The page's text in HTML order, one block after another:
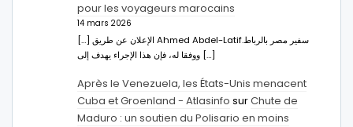
pour les voyageurs marocains
14 mars 2026
[…] الإعلان عن طريق Ahmed Abdel-Latifسفير مصر بالرباط.
ووفقا له، فإن هذا الإجراء يهدف إلى […]
Après le Venezuela, les États-Unis menacent
Cuba et Groenland - Atlasinfo surChute de
Maduro : un soutien du Polisario en moins